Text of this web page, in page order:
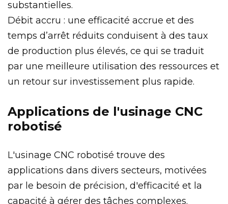
substantielles.
Débit accru : une efficacité accrue et des
temps d’arrêt réduits conduisent à des taux
de production plus élevés, ce qui se traduit
par une meilleure utilisation des ressources et
un retour sur investissement plus rapide.
Applications de l'usinage CNC
robotisé
L'usinage CNC robotisé trouve des
applications dans divers secteurs, motivées
par le besoin de précision, d'efficacité et la
capacité à gérer des tâches complexes.